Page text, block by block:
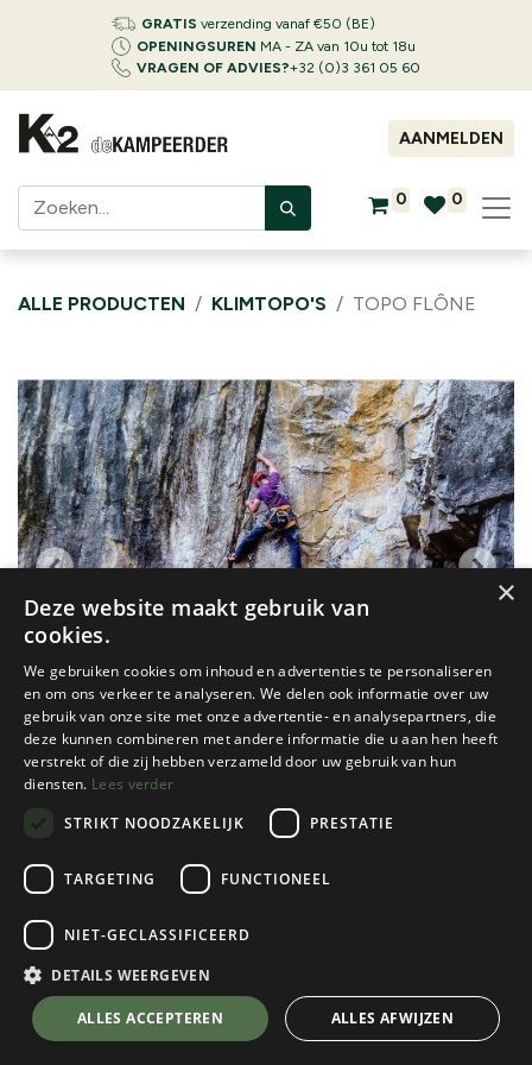
GRATIS verzending vanaf €50 (BE)
OPENINGSUREN MA - ZA van 10u tot 18u
VRAGEN OF ADVIES?+32 (0)3 361 05 60
AANMELDEN
0 0
ALLE PRODUCTEN KLIMTOPO'S TOPO FLÔNE
KBF
Topo Flône
€ 9,00
💬 Stel je vraag over dit product via WhatsApp
×
Deze website maakt gebruik van
cookies.
We gebruiken cookies om inhoud en advertenties te personaliseren
en om ons verkeer te analyseren. We delen ook informatie over uw
gebruik van onze site met onze advertentie- en analysepartners, die
deze kunnen combineren met andere informatie die u aan hen heeft
verstrekt of die zij hebben verzameld door uw gebruik van hun
diensten. Lees verder
STRIKT NOODZAKELIJK
PRESTATIE
TARGETING FUNCTIONEEL
NIET-GECLASSIFICEERD
DETAILS WEERGEVEN
ALLES ACCEPTEREN ALLES AFWIJZEN